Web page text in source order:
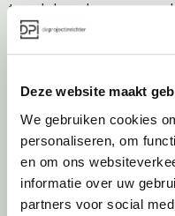
Deze website maakt
We gebruiken cookies
personaliseren, om
en om ons
informatie over uw
partners voor social
tweede leven kunnen geven,
keer actief te kijken naar de
Zitsta bureaus
Duo bureaus
Akoestische oplossingen